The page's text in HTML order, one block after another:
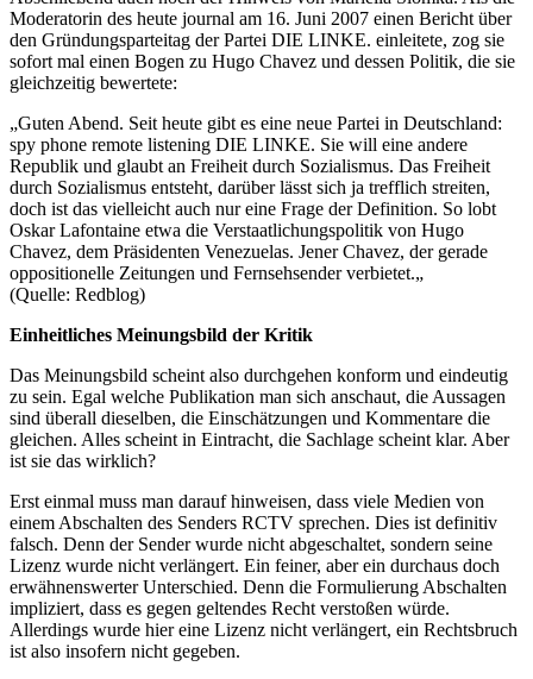
Moderatorin des heute journal am 16. Juni 2007 einen Bericht über
den Gründungsparteitag der Partei DIE LINKE. einleitete, zog sie
sofort mal einen Bogen zu Hugo Chavez und dessen Politik, die sie
gleichzeitig bewertete:
„Guten Abend. Seit heute gibt es eine neue Partei in Deutschland:
spy phone remote listening DIE LINKE. Sie will eine andere
Republik und glaubt an Freiheit durch Sozialismus. Das Freiheit
durch Sozialismus entsteht, darüber lässt sich ja trefflich streiten,
doch ist das vielleicht auch nur eine Frage der Definition. So lobt
Oskar Lafontaine etwa die Verstaatlichungspolitik von Hugo
Chavez, dem Präsidenten Venezuelas. Jener Chavez, der gerade
oppositionelle Zeitungen und Fernsehsender verbietet.„
(Quelle: Redblog)
Einheitliches Meinungsbild der Kritik
Das Meinungsbild scheint also durchgehen konform und eindeutig
zu sein. Egal welche Publikation man sich anschaut, die Aussagen
sind überall dieselben, die Einschätzungen und Kommentare die
gleichen. Alles scheint in Eintracht, die Sachlage scheint klar. Aber
ist sie das wirklich?
Erst einmal muss man darauf hinweisen, dass viele Medien von
einem Abschalten des Senders RCTV sprechen. Dies ist definitiv
falsch. Denn der Sender wurde nicht abgeschaltet, sondern seine
Lizenz wurde nicht verlängert. Ein feiner, aber ein durchaus doch
erwähnenswerter Unterschied. Denn die Formulierung Abschalten
impliziert, dass es gegen geltendes Recht verstoßen würde.
Allerdings wurde hier eine Lizenz nicht verlängert, ein Rechtsbruch
ist also insofern nicht gegeben.